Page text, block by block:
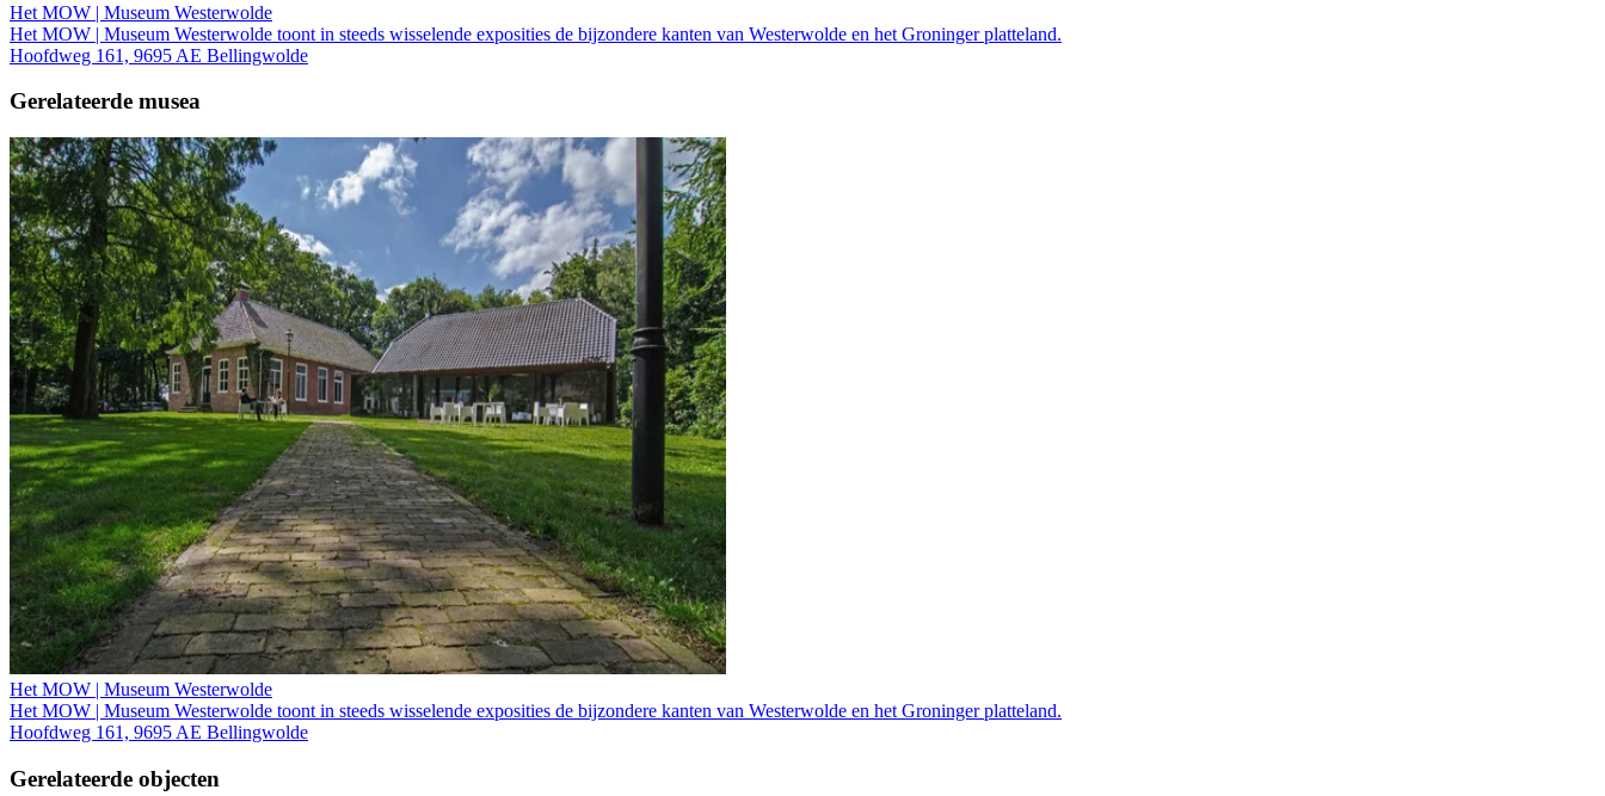
Het MOW | Museum Westerwolde
Het MOW | Museum Westerwolde toont in steeds wisselende exposities de bijzondere kanten van Westerwolde en het Groninger platteland.
Hoofdweg 161, 9695 AE Bellingwolde
Gerelateerde musea
Het MOW | Museum Westerwolde
Het MOW | Museum Westerwolde toont in steeds wisselende exposities de bijzondere kanten van Westerwolde en het Groninger platteland.
Hoofdweg 161, 9695 AE Bellingwolde
Gerelateerde objecten